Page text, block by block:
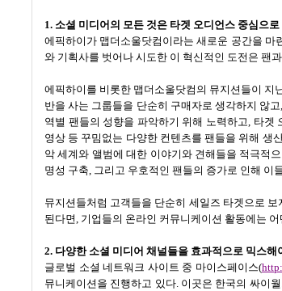
1. 소셜 미디어의 모든 것은 타겟 오디언스 중심으
에픽하이가 맵더소울닷컴이라는 새로운 공간을 마
와 기획사를 벗어나 시도한 이 혁신적인 도전은 팬
에픽하이를 비롯한 맵더소울닷컴의 뮤지션들이 지
반을 사는 그룹들을 단순히 구매자로 생각하지 않고,
역별 팬들의 성향을 파악하기 위해 노력하고, 타겟
영상 등 꾸밈없는 다양한 컨텐츠를 팬들을 위해 생
악 세계와 앨범에 대한 이야기와 견해들을 적극적
명성 구축, 그리고 우호적인 팬들의 증가로 인해 이
뮤지션들처럼 고객들을 단순히 세일즈 타겟으로
된다면, 기업들의 온라인 커뮤니케이션 활동에는
2. 다양한 소셜 미디어 채널들을 효과적으로 믹스해
글로벌 소셜 네트워크 사이트 중 마이스페이스(
뮤니케이션을 진행하고 있다. 이곳은 한국의 싸이